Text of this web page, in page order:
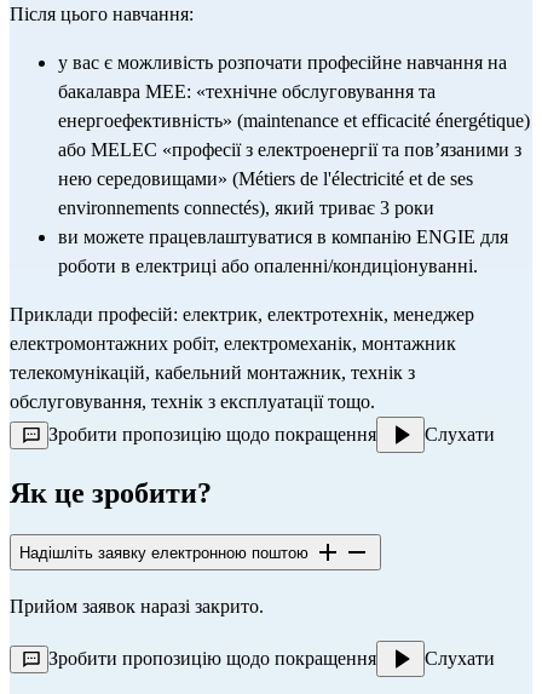
Після цього навчання:
у вас є можливість розпочати професійне навчання на
бакалавра MEE: «технічне обслуговування та
енергоефективність» (maintenance et efficacité énergétique)
або MELEC «професії з електроенергії та пов’язаними з
нею середовищами» (Métiers de l'électricité et de ses
environnements connectés), який триває 3 роки
ви можете працевлаштуватися в компанію ENGIE для
роботи в електриці або опаленні/кондиціонуванні.
Приклади професій: електрик, електротехнік, менеджер
електромонтажних робіт, електромеханік, монтажник
телекомунікацій, кабельний монтажник, технік з
обслуговування, технік з експлуатації тощо.
Зробити пропозицію щодо покращення
Слухати
Як це зробити?
Надішліть заявку електронною поштою
Прийом заявок наразі закрито.
Зробити пропозицію щодо покращення Слухати